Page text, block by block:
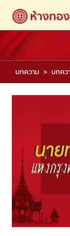
บทความ บทคว